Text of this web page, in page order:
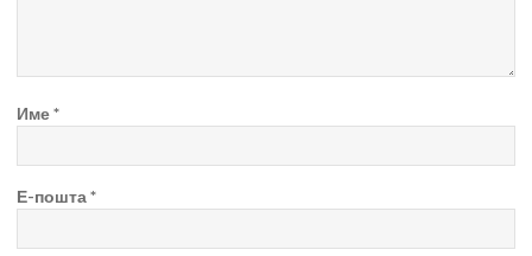
Име*
Е-пошта*